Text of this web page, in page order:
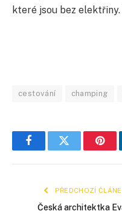
které jsou bez
cestování champing
FacebookTwitter
PŘEDCHOZÍ
Česká architektka